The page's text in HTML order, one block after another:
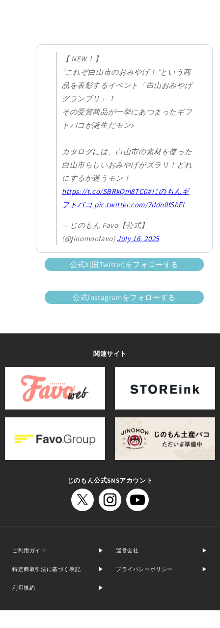
【 NEW！】
”これぞ白山市のおみやげ！”という商
品を表彰するイベント「白山おみやげ
グランプリ」！
その受賞商品が一挙にあつまったギフ
トバコが誕生だモン♪
カタログには、白山市の素材を使った
白山市らしいおみやげがズラリ！どれ
にするか迷うモン！
https://t.co/SBRkQm8TC0#じのもんギ
フトバコ pic.twitter.com/7ddn0fShFI
— じのもん Favo【公式】
(@jinomonfavo) July 16, 2025
公式X(旧Twitter)をフォローする
公式Instagramをフォローする
関連サイト
じのもん公式SNSアカウント
ご利用ガイド 運営会社
特定商取引法に基づく表記 プライバシーポリシー
利用規約